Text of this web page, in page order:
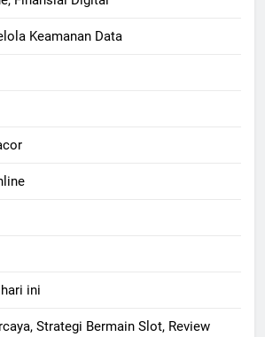
Keamanan Data
ini
Strategi Bermain Slot, Review